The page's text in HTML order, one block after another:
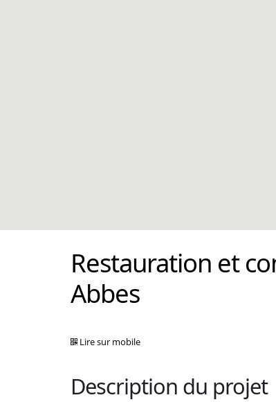
Restauration et
Abbes
Lire sur mobile
Description du projet